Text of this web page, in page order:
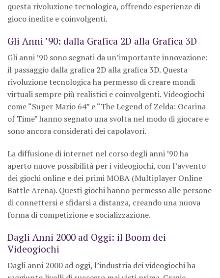
questa rivoluzione tecnologica, offrendo esperienze di
gioco inedite e coinvolgenti.
Gli Anni ’90: dalla Grafica 2D alla Grafica 3D
Gli anni ’90 sono segnati da un’importante innovazione:
il passaggio dalla grafica 2D alla grafica 3D. Questa
rivoluzione tecnologica ha permesso di creare mondi
virtuali sempre più realistici e coinvolgenti. Videogiochi
come “Super Mario 64” e “The Legend of Zelda: Ocarina
of Time” hanno segnato una svolta nel modo di giocare e
sono ancora considerati dei capolavori.
La diffusione di internet nel corso degli anni ’90 ha
aperto nuove possibilità per i videogiochi, con l’avvento
dei giochi online e dei primi MOBA (Multiplayer Online
Battle Arena). Questi giochi hanno permesso alle persone
di connettersi e sfidarsi a distanza, creando una nuova
forma di competizione e socializzazione.
Dagli Anni 2000 ad Oggi: il Boom dei
Videogiochi
Dagli anni 2000 ad oggi, l’industria dei videogiochi ha